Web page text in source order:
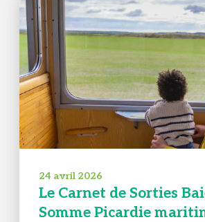
24 avril 2026
Le Carnet de Sorties
Somme Picardie